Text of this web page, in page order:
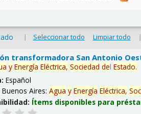
| Seleccionar todo Limpiar todo |
transformadora San Antonio
y Energía Eléctrica, Sociedad delEstado.
Español
Buenos Aires:Agua y Energía Eléctrica,
Ítems disponibles para